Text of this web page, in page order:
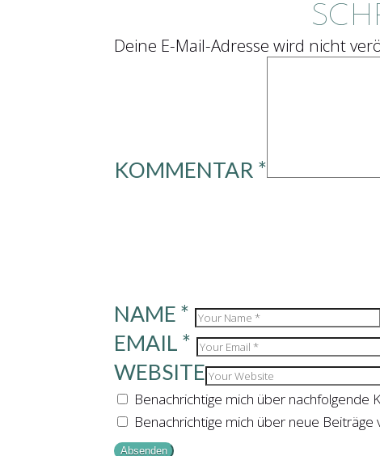
Deine E-Mail-Adresse wird nicht
KOMMENTAR *
NAME *
EMAIL *
WEBSITE
Benachrichtige mich über nachfolgende
Benachrichtige mich über neue Beiträge